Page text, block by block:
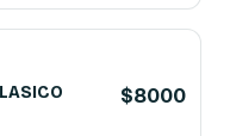
$8000